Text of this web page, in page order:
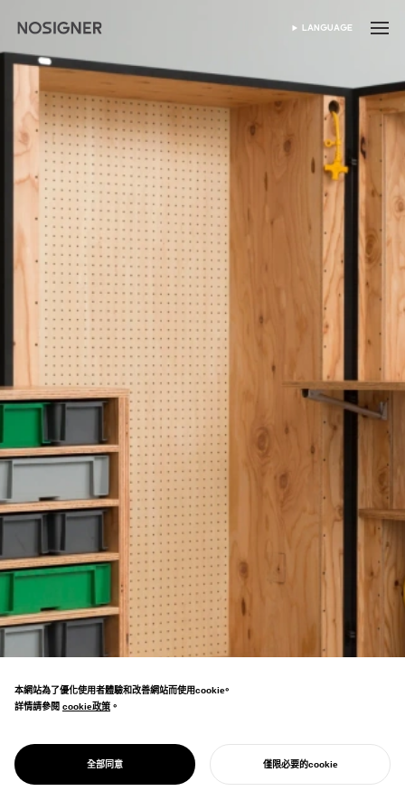
首頁 SELECT LANGUAGE
LANGUAGE
OPEN SOHKO
DESIGN
倉庫空間創意再生的設計專案。免費提供開源
家具設計，讓倉庫翻新更加靈活。
本網站為了優化使用者體驗和改善網站而使用cookie。
詳情請參閱 cookie政策
cookie政策 。
全部同意 僅限必要的cookie